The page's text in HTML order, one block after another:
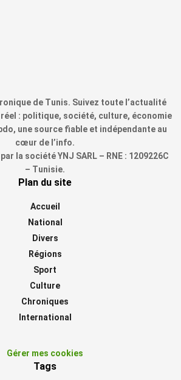
de Tunis. Suivez toute l’actualité
réel : politique, société, culture, économie
une source fiable et indépendante au
cœur de l’info.
la société YNJ SARL – RNE : 1209226C
– Tunisie.
Plan du site
Accueil
National
Divers
Régions
Sport
Culture
Chroniques
International
Gérer mes cookies
Tags